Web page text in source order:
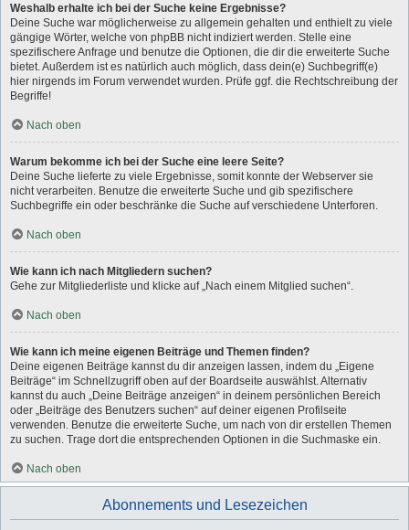
Weshalb erhalte ich bei der Suche keine Ergebnisse?
Deine Suche war möglicherweise zu allgemein gehalten und enthielt zu viele
gängige Wörter, welche von phpBB nicht indiziert werden. Stelle eine
spezifischere Anfrage und benutze die Optionen, die dir die erweiterte Suche
bietet. Außerdem ist es natürlich auch möglich, dass dein(e) Suchbegriff(e)
hier nirgends im Forum verwendet wurden. Prüfe ggf. die Rechtschreibung der
Begriffe!
Nach oben
Warum bekomme ich bei der Suche eine leere Seite?
Deine Suche lieferte zu viele Ergebnisse, somit konnte der Webserver sie
nicht verarbeiten. Benutze die erweiterte Suche und gib spezifischere
Suchbegriffe ein oder beschränke die Suche auf verschiedene Unterforen.
Nach oben
Wie kann ich nach Mitgliedern suchen?
Gehe zur Mitgliederliste und klicke auf „Nach einem Mitglied suchen“.
Nach oben
Wie kann ich meine eigenen Beiträge und Themen finden?
Deine eigenen Beiträge kannst du dir anzeigen lassen, indem du „Eigene
Beiträge“ im Schnellzugriff oben auf der Boardseite auswählst. Alternativ
kannst du auch „Deine Beiträge anzeigen“ in deinem persönlichen Bereich
oder „Beiträge des Benutzers suchen“ auf deiner eigenen Profilseite
verwenden. Benutze die erweiterte Suche, um nach von dir erstellen Themen
zu suchen. Trage dort die entsprechenden Optionen in die Suchmaske ein.
Nach oben
Abonnements und Lesezeichen